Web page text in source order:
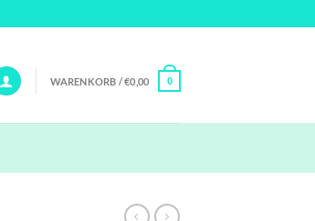
WARENKORB /€0,00 0